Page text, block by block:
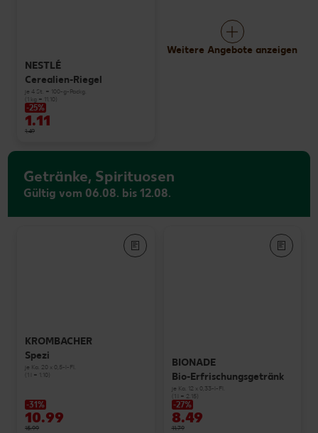
NESTLÉ
Cerealien-Riegel
je 4 St. = 100-g-Packg.
(1 kg = 11.10)
-25%
1.11
1.49
Weitere Angebote anzeigen
Getränke, Spirituosen
Gültig vom 06.08. bis 12.08.
KROMBACHER
Spezi
je Ka. 20 x 0,5-l-Fl.
(1 l = 1.10)
-31%
10.99
15.99
BIONADE
Bio-Erfrischungsgetränk
je Ka. 12 x 0,33-l-Fl.
(1 l = 2.15)
-27%
8.49
11.79